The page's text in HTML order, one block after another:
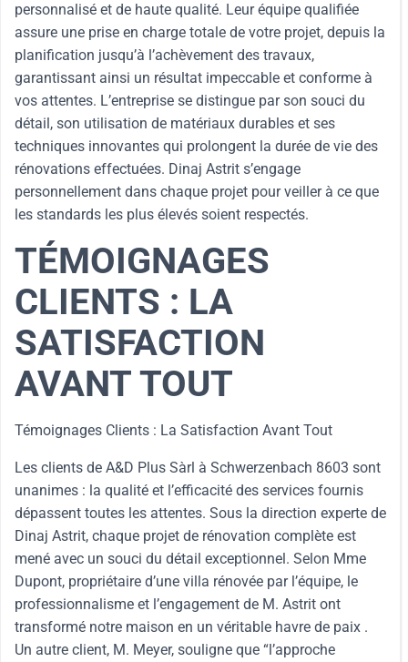
personnalisé et de haute qualité. Leur équipe qualifiée
assure une prise en charge totale de votre projet, depuis la
planification jusqu’à l’achèvement des travaux,
garantissant ainsi un résultat impeccable et conforme à
vos attentes. L’entreprise se distingue par son souci du
détail, son utilisation de matériaux durables et ses
techniques innovantes qui prolongent la durée de vie des
rénovations effectuées. Dinaj Astrit s’engage
personnellement dans chaque projet pour veiller à ce que
les standards les plus élevés soient respectés.
TÉMOIGNAGES
CLIENTS : LA
SATISFACTION
AVANT TOUT
Témoignages Clients : La Satisfaction Avant Tout
Les clients de A&D Plus Sàrl à Schwerzenbach 8603 sont
unanimes : la qualité et l’efficacité des services fournis
dépassent toutes les attentes. Sous la direction experte de
Dinaj Astrit, chaque projet de rénovation complète est
mené avec un souci du détail exceptionnel. Selon Mme
Dupont, propriétaire d’une villa rénovée par l’équipe, le
professionnalisme et l’engagement de M. Astrit ont
transformé notre maison en un véritable havre de paix .
Un autre client, M. Meyer, souligne que “l’approche